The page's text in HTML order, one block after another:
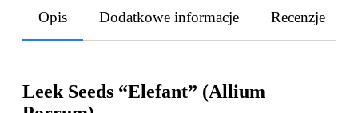
Opis Dodatkowe informacje Recenzje
Leek Seeds “Elefant” (Allium